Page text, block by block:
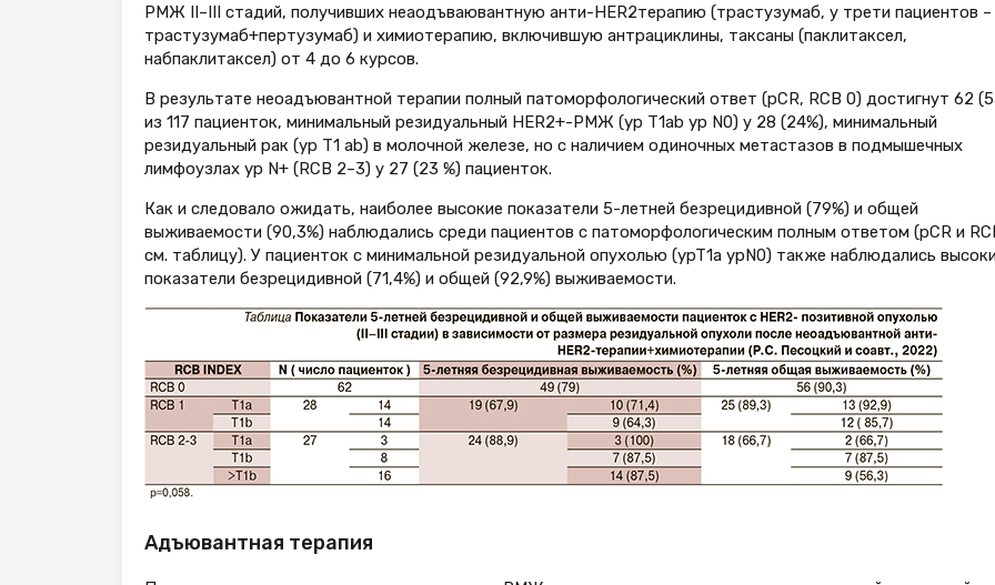
РМЖ II–III стадий, получивших неаодъваювантную анти-HER2терапию (трастузумаб, у трети пациентов –
трастузумаб+пертузумаб) и химиотерапию, включившую антрациклины, таксаны (паклитаксел,
набпаклитаксел) от 4 до 6 курсов.
В результате неоадъювантной терапии полный патоморфологический ответ (pCR, RCB 0) достигнут 62
из 117 пациенток, минимальный резидуальный HER2+-РМЖ (yp T1ab yp N0) у 28 (24%), минимальный
резидуальный рак (yp T1 ab) в молочной железе, но с наличием одиночных метастазов в подмышечных
лимфоузлах yp N+ (RCB 2–3) у 27 (23 %) пациенток.
Как и следовало ожидать, наиболее высокие показатели 5-летней безрецидивной (79%) и общей
выживаемости (90,3%) наблюдались среди пациентов с патоморфологическим полным ответом (pCR и
см. таблицу). У пациенток с минимальной резидуальной опухолью (ypT1a ypN0) также наблюдались
показатели безрецидивной (71,4%) и общей (92,9%) выживаемости.
Адъювантная терапия